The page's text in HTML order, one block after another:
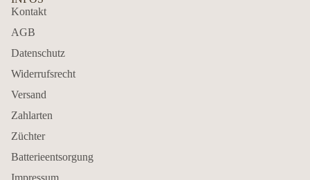
Kontakt
AGB
Datenschutz
Widerrufsrecht
Versand
Zahlarten
Züchter
Batterieentsorgung